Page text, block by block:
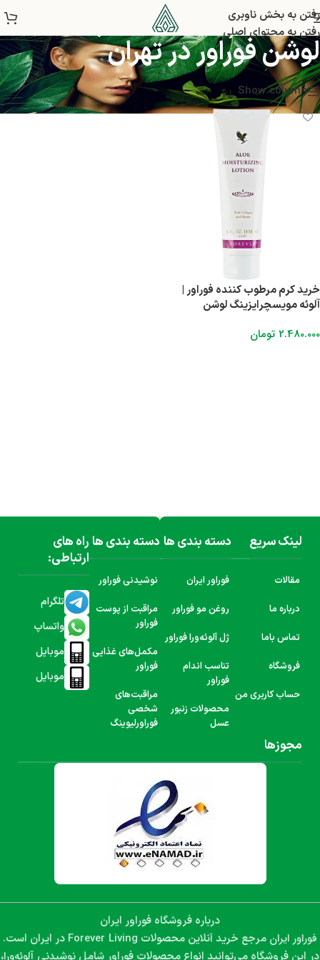
رفتن به بخش ناوبری
رفتن به محتوای اصلی
خرید کرم آلوئه مویسچرایزینگ
لوشن فوراور در تهران
Show column
خرید کرم مرطوب کننده فوراور |
آلوئه مویسچرایزینگ لوشن
2.480.000 تومان
لینک سریع
مقالات
درباره ما
تماس باما
فروشگاه
حساب کاربری من
دسته بندی ها
فوراور ایران
روغن مو فوراور
ژل آلوئه‌ورا فوراور
تناسب اندام
فوراور
محصولات زنبور
عسل
دسته بندی ها
نوشیدنی فوراور
مراقبت از پوست
فوراور
مکمل‌های غذایی
فوراور
مراقبت‌های
شخصی
فوراورلیوینگ
راه های
ارتباطی:
تلگرام
واتساپ
موبایل
موبایل
مجوزها
درباره فروشگاه فوراور ایران
فوراور ایران مرجع خرید آنلاین محصولات Forever Living در ایران است.
در این فروشگاه می‌توانید انواع محصولات فوراور شامل نوشیدنی آلوئه‌ورا،